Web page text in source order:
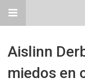
Aislinn
miedos en